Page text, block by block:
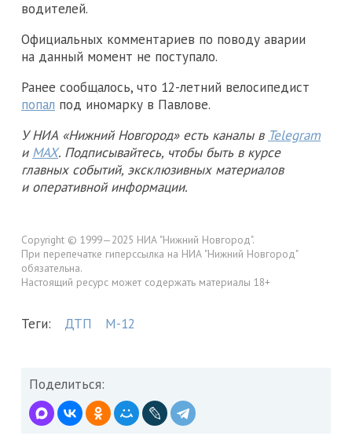
водителей.
Официальных комментариев по поводу аварии
на данный момент не поступало.
Ранее сообщалось, что 12-летний велосипедист
попал под иномарку в Павлове.
У НИА «Нижний Новгород» есть каналы в Telegram
и MAX. Подписывайтесь, чтобы быть в курсе
главных событий, эксклюзивных материалов
и оперативной информации.
Copyright © 1999—2025 НИА "Нижний Новгород".
При перепечатке гиперссылка на НИА "Нижний Новгород"
обязательна.
Настоящий ресурс может содержать материалы 18+
Теги: ДТП М-12
Поделиться: